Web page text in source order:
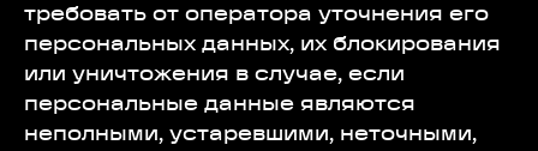
требовать от оператора уточнения его
персональных данных, их блокирования
или уничтожения в случае, если
персональные данные являются
неполными, устаревшими, неточными,